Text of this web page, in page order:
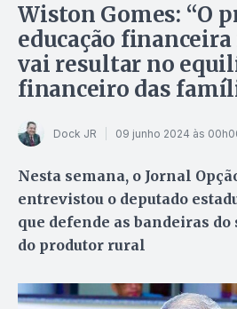
Wiston Gomes: “O
educação financeira
vai resultar no
financeiro das
Dock JR 09 junho 2024 às
Nesta semana, o Jornal
entrevistou o deputado
que defende as bandeiras
do produtor rural